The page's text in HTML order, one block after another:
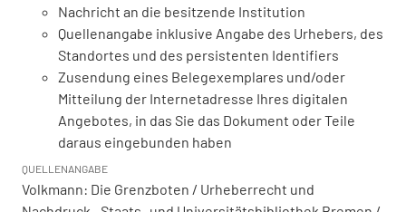
Nachricht an die besitzende Institution
Quellenangabe inklusive Angabe des Urhebers, des
Standortes und des persistenten Identifiers
Zusendung eines Belegexemplares und/oder
Mitteilung der Internetadresse Ihres digitalen
Angebotes, in das Sie das Dokument oder Teile
daraus eingebunden haben
QUELLENANGABE
Volkmann: Die Grenzboten / Urheberrecht und